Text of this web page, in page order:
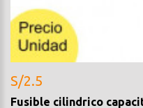
S/2.5
Fusible cilindrico